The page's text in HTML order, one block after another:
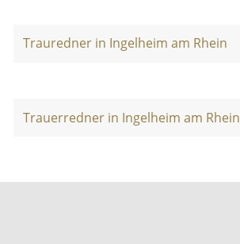
Trauredner in Ingelheim am Rhein
Trauerredner in Ingelheim am Rhein